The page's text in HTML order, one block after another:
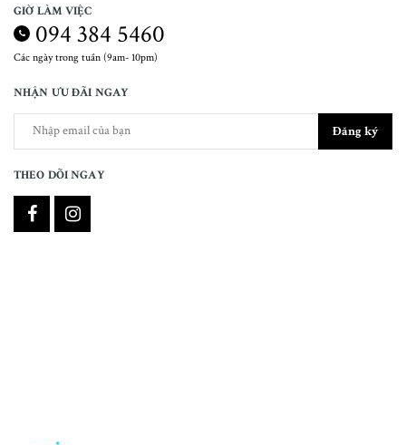
GIỜ LÀM VIỆC
094 384 5460
Các ngày trong tuần (9am- 10pm)
NHẬN ƯU ĐÃI NGAY
Đăng ký
THEO DÕI NGAY